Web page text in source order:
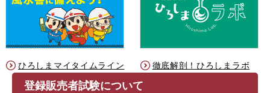
ひろしまマイタイムライン 徹底解剖！ひろしまラボ
登録販売者試験について